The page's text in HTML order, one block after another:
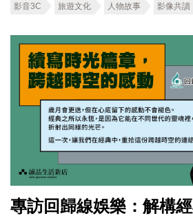
影音3C 旅遊文化 人物故事 影像共讀
專訪回歸線娛樂：解構